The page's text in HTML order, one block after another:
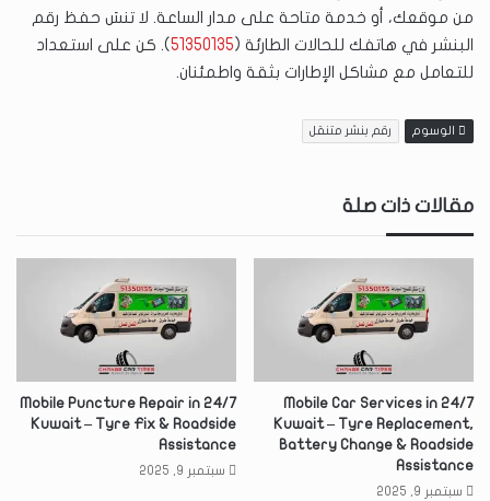
من موقعك، أو خدمة متاحة على مدار الساعة. لا تنسَ حفظ رقم
البنشر في هاتفك للحالات الطارئة (51350135). كن على استعداد
للتعامل مع مشاكل الإطارات بثقة واطمئنان.
الوسوم رقم بنشر متنقل
مقالات ذات صلة
24/7 Mobile Car Services in
Kuwait – Tyre Replacement,
Battery Change & Roadside
Assistance
سبتمبر 9, 2025
24/7 Mobile Puncture Repair in
Kuwait – Tyre Fix & Roadside
Assistance
سبتمبر 9, 2025